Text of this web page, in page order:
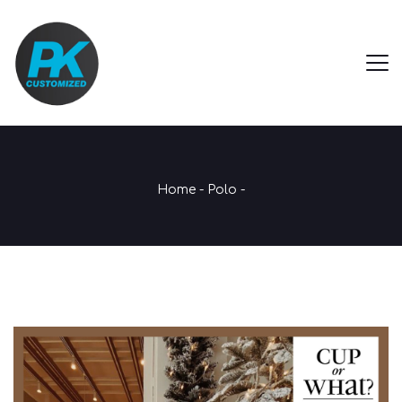
Home - Polo -